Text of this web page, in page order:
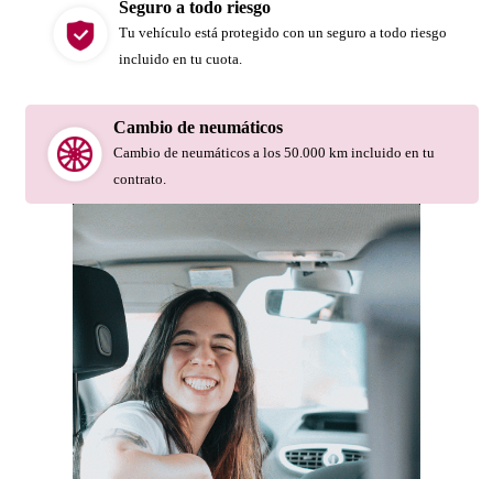
Seguro a todo riesgo
Tu vehículo está protegido con un seguro a todo riesgo
incluido en tu cuota.
Cambio de neumáticos
Cambio de neumáticos a los 50.000 km incluido en tu
contrato.